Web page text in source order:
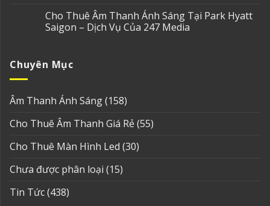
Cho Thuê Âm Thanh Ánh Sáng Tại Park Hyatt
Saigon – Dịch Vụ Của 247 Media
Chuyên Mục
Âm Thanh Ánh Sáng(158)
Cho Thuê Âm Thanh Giá Rẻ(55)
Cho Thuê Màn Hình Led (30)
Chưa được phân loại (15)
Tin Tức(438)